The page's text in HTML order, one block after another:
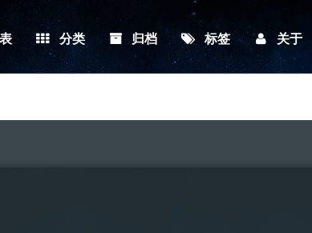
分类 归档 标签 关于